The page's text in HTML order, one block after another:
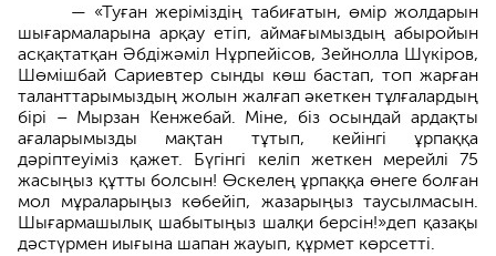
— «Туған жеріміздің табиғатын, өмір жолдарын
шығармаларына арқау етіп, аймағымыздың абыройын
асқақтатқан Әбдіжәміл Нұрпейісов, Зейнолла Шүкіров,
Шөмішбай Сариевтер сынды көш бастап, топ жарған
таланттарымыздың жолын жалғап әкеткен тұлғалардың
бірі – Мырзан Кенжебай. Міне, біз осындай ардақты
ағаларымызды мақтан тұтып, кейінгі ұрпаққа
дәріптеуіміз қажет. Бүгінгі келіп жеткен мерейлі 75
жасыңыз құтты болсын! Өскелең ұрпаққа өнеге болған
мол мұраларыңыз көбейіп, жазарыңыз таусылмасын.
Шығармашылық шабытыңыз шалқи берсін!»деп қазақы
дәстүрмен иығына шапан жауып, құрмет көрсетті.